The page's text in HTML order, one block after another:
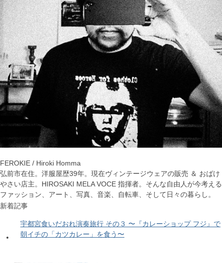
FEROKIE / Hiroki Homma
弘前市在住。洋服屋歴39年。現在ヴィンテージウェアの販売 ＆ おばけ
やさい店主。HIROSAKI MELA VOCE 指揮者。そんな自由人が今考える
ファッション、アート、写真、音楽、自転車、そして日々の暮らし。
新着記事
宇都宮食いだおれ演奏旅行 その３ 〜『カレーショップ フジ』で
朝イチの「カツカレー」を食う〜